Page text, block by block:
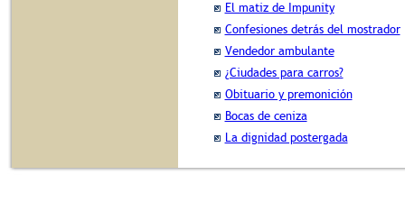
El matiz de Impunity
Confesiones detrás del mostrador
Vendedor ambulante
¿Ciudades para carros?
Obituario y premonición
Bocas de ceniza
La dignidad postergada